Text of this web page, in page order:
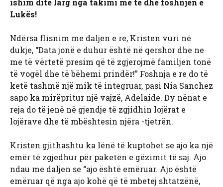
ishim ditë larg nga takimi me të dhe foshnjën e
Lukës!
Ndërsa flisnim me daljen e re, Kristen vuri në
dukje, “Data jonë e duhur është në qershor dhe ne
me të vërtetë presim që të zgjerojmë familjen tonë
të vogël dhe të bëhemi prindër!” Foshnja e re do të
ketë tashmë një mik të integruar, pasi Nia Sanchez
sapo ka mirëpritur një vajzë, Adelaide. Dy nënat e
reja do të jenë në gjendje të zgjidhin lojërat e
lojërave dhe të mbështesin njëra -tjetrën.
Kristen gjithashtu ka lënë të kuptohet se ajo ka një
emër të zgjedhur për paketën e gëzimit të saj. Ajo
ndau me daljen se “ajo është emëruar. Ajo është
emëruar që nga ajo kohë që të mbetej shtatzënë,